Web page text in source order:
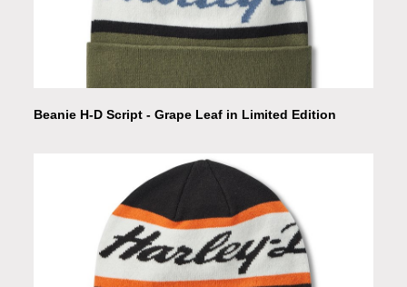
Beanie H-D Script - Grape Leaf in Limited Edition